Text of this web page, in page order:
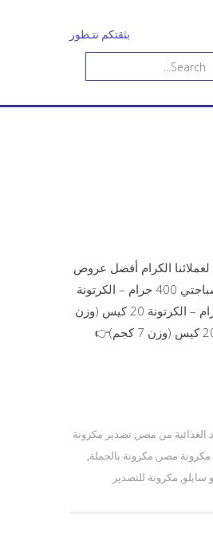
بثقتكم نتـطور
الكرام أفضل عروض
المكرونة المميزة بجودة عالية وأسعار منافسة للتصدير إلى جميع دول العالم: 📦 منتجاتنا: مكرونة سباجتي 400 جرام – الكرتونة
20 كيس (وزن 8 كجم)👉 سعر الكرتونة: 205 جنيه مصري – الطن 125 كرتونة. مكرونة شورت 400 جرام – الكرتونة 20 كيس (وزن
8 كجم)👉 سعر الكرتونة: 195 جنيه مصري – الطن 125 كرتونة. مكرونة شورت 350 جرام – الكرتونة 20 كيس (وزن 7 كجم)👉
الغذائية من مصر , تصدير مكرونة
مصر , مكرونة بالجملة,
سايلو, مكرونة للتصدير